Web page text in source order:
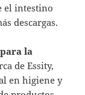
el intestino
descargas.
la
de Essity,
en higiene y